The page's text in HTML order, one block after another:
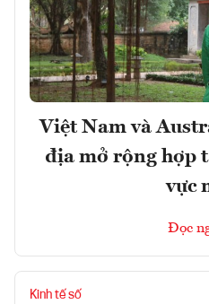
Việt Nam và
địa mở rộng hợp
vực
Đọc
Kinh tế số